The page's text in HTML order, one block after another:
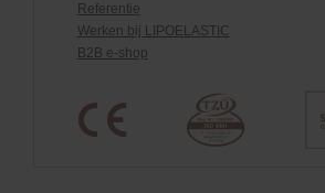
Referentie
Werken bij LIPOELASTIC
B2B e-shop